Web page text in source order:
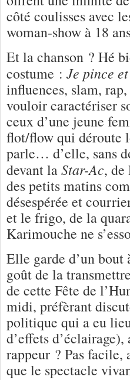
côté coulisses avec
woman-show à 18
Et la chanson ? Hé
costume : Je pince
influences, slam,
vouloir caractériser
ceux d’une jeune
flot/flow qui déroute
parle… d’elle, sans
devant laStar-Ac, de
des petits matins
désespérée et
et le frigo, de la
Karimouche ne
Elle garde d’un bout
goût de la
de cette Fête de
midi, préfèrant
politique qui a eu
d’effets
rappeur ? Pas facile,
que le spectacle